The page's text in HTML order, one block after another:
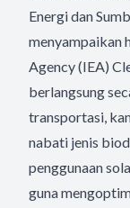
Energi dan
menyampaikan
Agency (IEA)
berlangsung
transportasi,
nabati jenis
penggunaan
guna